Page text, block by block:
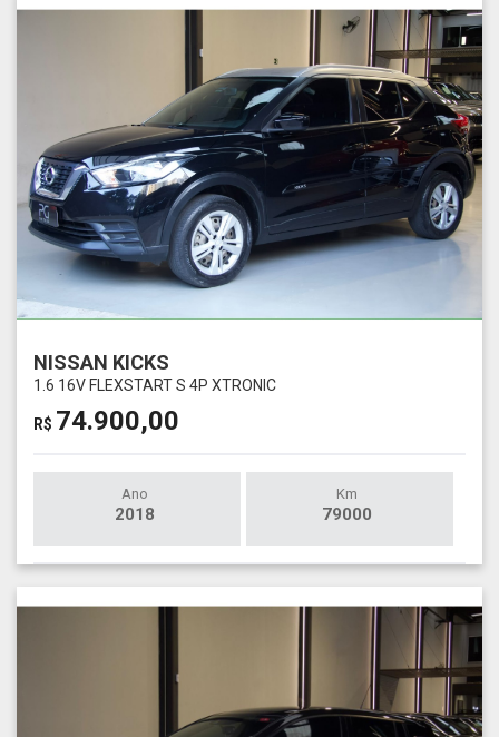
NISSAN KICKS
1.6 16V FLEXSTART S 4P XTRONIC
R$ 74.900,00
Ano
2018
Km
79000